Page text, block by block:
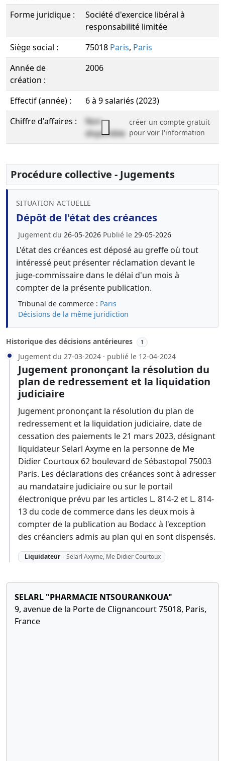
Forme juridique :
Société d'exercice libéral à
responsabilité limitée
Siège social :
75018 Paris, Paris
Année de
création :
2006
Effectif (année) :
6 à 9 salariés (2023)
Chiffre d'affaires :
Non
disponible
créer un compte gratuit
pour voir l'information
Procédure collective - Jugements
SITUATION ACTUELLE
Dépôt de l'état des créances
Jugement du 26-05-2026 Publié le 29-05-2026
L'état des créances est déposé au greffe où tout
intéressé peut présenter réclamation devant le
juge-commissaire dans le délai d'un mois à
compter de la présente publication.
Tribunal de commerce : Paris
Décisions de la même juridiction
Historique des décisions antérieures 1
Jugement du 27-03-2024 · publié le 12-04-2024
Jugement prononçant la résolution du
plan de redressement et la liquidation
judiciaire
Jugement prononçant la résolution du plan de
redressement et la liquidation judiciaire, date de
cessation des paiements le 21 mars 2023, désignant
liquidateur Selarl Axyme en la personne de Me
Didier Courtoux 62 boulevard de Sébastopol 75003
Paris. Les déclarations des créances sont à adresser
au mandataire judiciaire ou sur le portail
électronique prévu par les articles L. 814-2 et L. 814-
13 du code de commerce dans les deux mois à
compter de la publication au Bodacc à l'exception
des créanciers admis au plan qui en sont dispensés.
Liquidateur - Selarl Axyme, Me Didier Courtoux
SELARL "PHARMACIE NTSOURANKOUA"
9, avenue de la Porte de Clignancourt 75018, Paris,
France